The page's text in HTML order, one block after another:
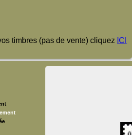
timbres (pas de vente) cliquez ICI